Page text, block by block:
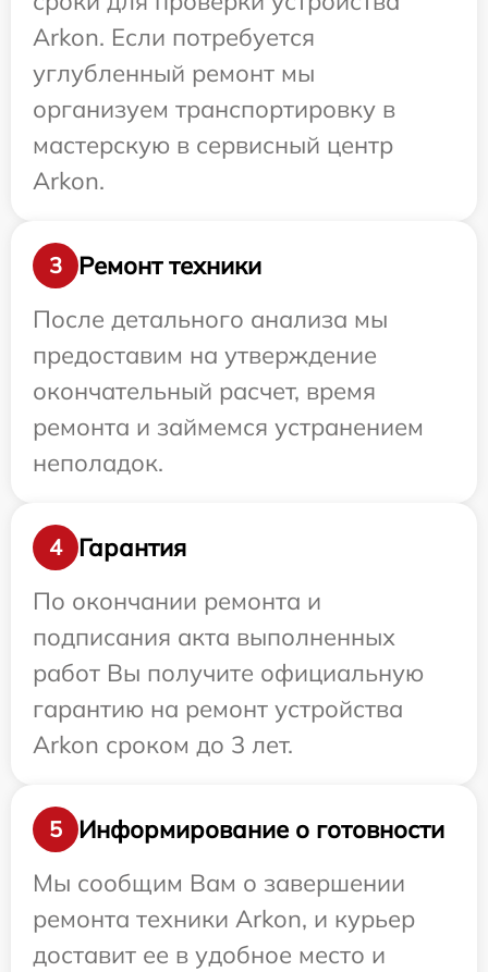
Arkon. Если потребуется
углубленный ремонт мы
организуем транспортировку в
мастерскую в сервисный центр
Arkon.
3
Ремонт техники
После детального анализа мы
предоставим на утверждение
окончательный расчет, время
ремонта и займемся устранением
неполадок.
4
Гарантия
По окончании ремонта и
подписания акта выполненных
работ Вы получите официальную
гарантию на ремонт устройства
Arkon сроком до 3 лет.
5
Информирование о готовности
Мы сообщим Вам о завершении
ремонта техники Arkon, и курьер
доставит ее в удобное место и